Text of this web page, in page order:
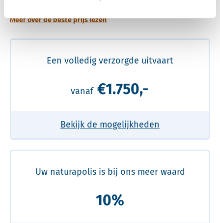
Meer over de beste prijs lezen
Een volledig verzorgde uitvaart
vanaf €1.750,-
Bekijk de mogelijkheden
Uw naturapolis is bij ons meer waard
10%